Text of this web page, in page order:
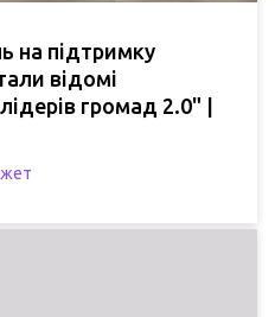
на підтримку
відомі
громад 2.0" |